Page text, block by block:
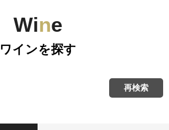
Wine
ワインを探す
再検索